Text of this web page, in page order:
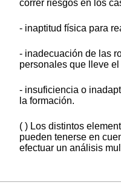
correr riesgos en los
- inaptitud física para
- inadecuación de las
personales que lleve el
- insuficiencia o
la formación.
( ) Los distintos
pueden tenerse en
efectuar un análisis